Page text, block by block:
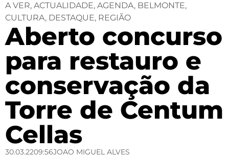
A VER, ACTUALIDADE, AGENDA, BELMONTE,
CULTURA, DESTAQUE, REGIÃO
Aberto concurso
para restauro e
conservação da
Torre de Centum
Cellas
30.03.2209:56JOAO MIGUEL ALVES